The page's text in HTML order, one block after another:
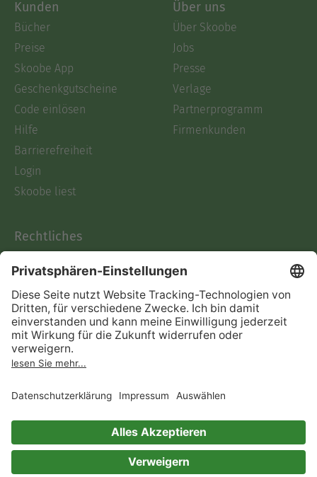
Kunden
Bücher
Preise
Skoobe App
Geschenkgutscheine
Code einlösen
Hilfe
Barrierefreiheit
Login
Skoobe liest
Über uns
Über Skoobe
Jobs
Presse
Verlage
Partnerprogramm
Firmenkunden
Rechtliches
AGB
Informationen nach Data
Act
Verträge hier kündigen
Impressum
Immer ein gutes Buch